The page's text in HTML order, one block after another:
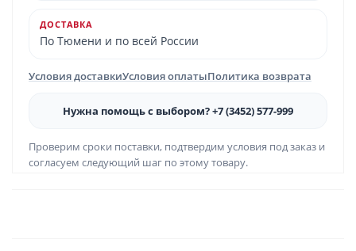
ДОСТАВКА
По Тюмени и по всей России
Условия доставкиУсловия оплатыПолитика возврата
Нужна помощь с выбором? +7 (3452) 577-999
Проверим сроки поставки, подтвердим условия под заказ и
согласуем следующий шаг по этому товару.